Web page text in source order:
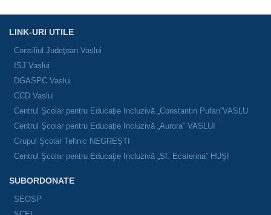
LINK-URI UTILE
Consiliul Judeţean Vaslui
ISJ Vaslui
DGASPC Vaslui
CCD Vaslui
Centrul Şcolar pentru Educaţie Incluzivă „Constantin Pufan”VASLU
Centrul Şcolar pentru Educaţie Incluzivă „Aurora” VASLUI
Grupul Şcolar Tehnic NEGREŞTI
Centrul Şcolar pentru Educaţie Incluzivă „Sf. Ecaterina” HUŞI
SUBORDONATE
SEOSP